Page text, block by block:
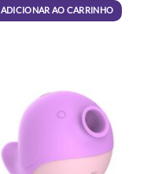
ADICIONAR AO CARRINHO